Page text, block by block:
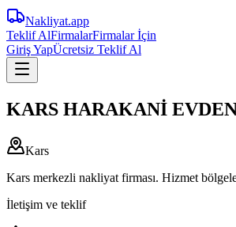
Nakliyat.app
Teklif AlFirmalarFirmalar İçin
Giriş YapÜcretsiz Teklif Al
KARS HARAKANİ
Kars
Kars merkezli nakliyat firması. Hizmet
İletişim ve teklif